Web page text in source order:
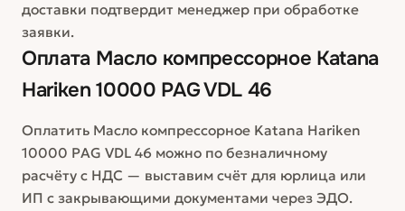
доставки подтвердит менеджер при обработке
заявки.
Оплата Масло компрессорное Katana
Hariken 10000 PAG VDL 46
Оплатить Масло компрессорное Katana Hariken
10000 PAG VDL 46 можно по безналичному
расчёту с НДС — выставим счёт для юрлица или
ИП с закрывающими документами через ЭДО.